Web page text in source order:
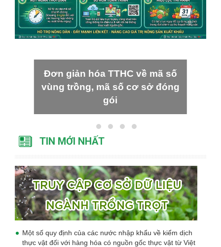
Đơn giản hóa TTHC về mã số
vùng trồng, mã số cơ sở đóng
gói
TIN MỚI NHẤT
Một số quy định của các nước nhập khẩu về kiểm dịch
thực vật đối với hàng hóa có nguồn gốc thực vật từ Việt